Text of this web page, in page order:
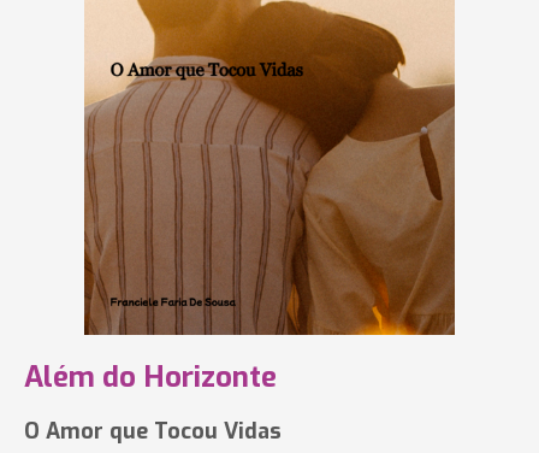
Além do Horizonte
O Amor que Tocou Vidas